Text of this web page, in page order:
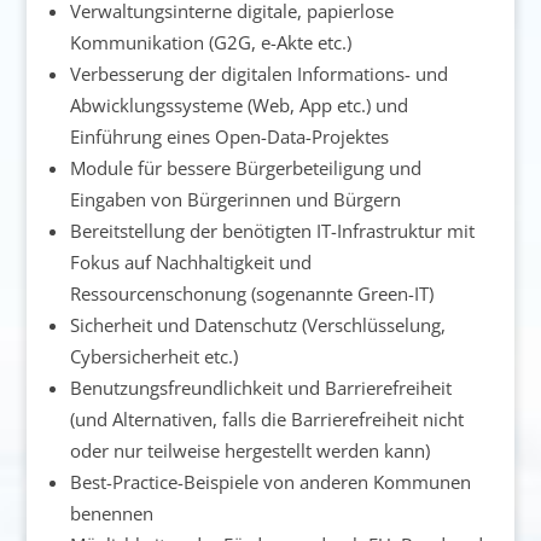
Verwaltungsinterne digitale, papierlose
Kommunikation (G2G, e-Akte etc.)
Verbesserung der digitalen Informations- und
Abwicklungssysteme (Web, App etc.) und
Einführung eines Open-Data-Projektes
Module für bessere Bürgerbeteiligung und
Eingaben von Bürgerinnen und Bürgern
Bereitstellung der benötigten IT-Infrastruktur mit
Fokus auf Nachhaltigkeit und
Ressourcenschonung (sogenannte Green-IT)
Sicherheit und Datenschutz (Verschlüsselung,
Cybersicherheit etc.)
Benutzungsfreundlichkeit und Barrierefreiheit
(und Alternativen, falls die Barrierefreiheit nicht
oder nur teilweise hergestellt werden kann)
Best-Practice-Beispiele von anderen Kommunen
benennen